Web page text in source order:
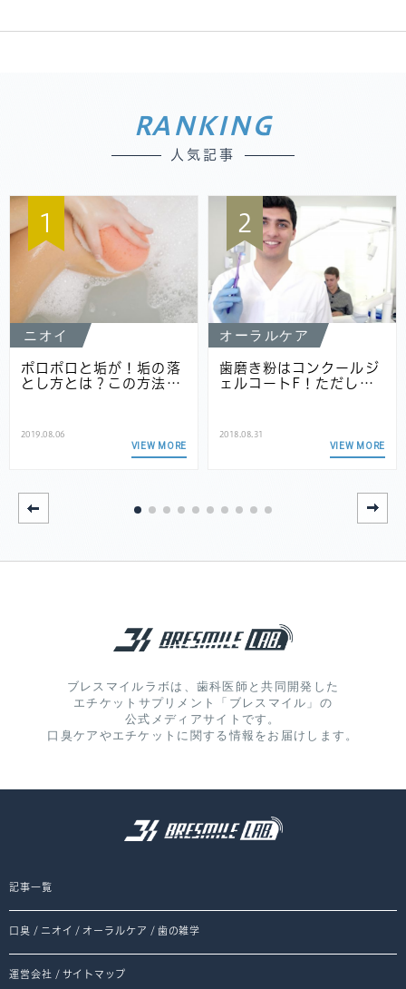
RANKING
人気記事
1
ニオイ
ポロポロと垢が！垢の落
とし方とは？この方法…
2019.08.06
VIEW MORE
2
オーラルケア
歯磨き粉はコンクールジ
ェルコートF！ただし…
2018.08.31
VIEW MORE
ブレスマイルラボは、歯科医師と共同開発した
エチケットサプリメント「ブレスマイル」の
公式メディアサイトです。
口臭ケアやエチケットに関する情報をお届けします。
記事一覧
口臭 / ニオイ / オーラルケア / 歯の雑学
運営会社 / サイトマップ